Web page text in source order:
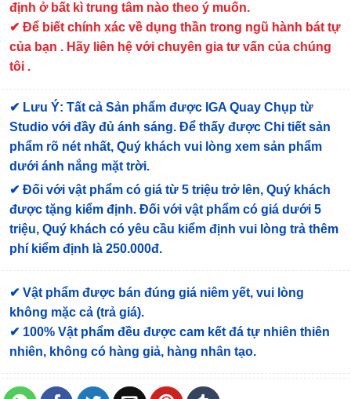
định ở bất kì trung tâm nào theo ý muốn.
✔ Để biết chính xác về dụng thần trong ngũ hành bát tự
của bạn . Hãy liên hệ với chuyên gia tư vấn của chúng
tôi .
✔ Lưu Ý: Tất cả Sản phẩm được IGA Quay Chụp từ
Studio với đầy đủ ánh sáng. Để thấy được Chi tiết sản
phẩm rõ nét nhất, Quý khách vui lòng xem sản phẩm
dưới ánh nắng mặt trời.
✔ Đối với vật phẩm có giá từ 5 triệu trở lên, Quý khách
được tặng kiểm định. Đối với vật phẩm có giá dưới 5
triệu, Quý khách có yêu cầu kiểm định vui lòng trả thêm
phí kiểm định là 250.000đ.
✔ Vật phẩm được bán đúng giá niêm yết, vui lòng
không mặc cả (trả giá).
✔ 100% Vật phẩm đều được cam kết đá tự nhiên thiên
nhiên, không có hàng giả, hàng nhân tạo.